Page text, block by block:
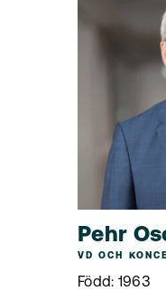
Pehr
VD OCH
Född: 1963